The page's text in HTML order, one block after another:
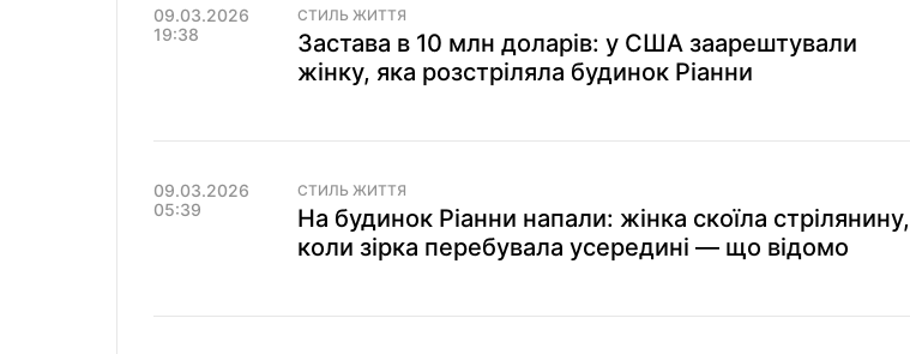
09.03.2026
19:38
СТИЛЬ ЖИТТЯ
Застава в 10 млн доларів: у США заарештували
жінку, яка розстріляла будинок Ріанни
09.03.2026
05:39
СТИЛЬ ЖИТТЯ
На будинок Ріанни напали: жінка скоїла стрілянину,
коли зірка перебувала усередині — що відомо